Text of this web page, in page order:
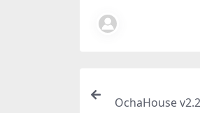
OchaHouse